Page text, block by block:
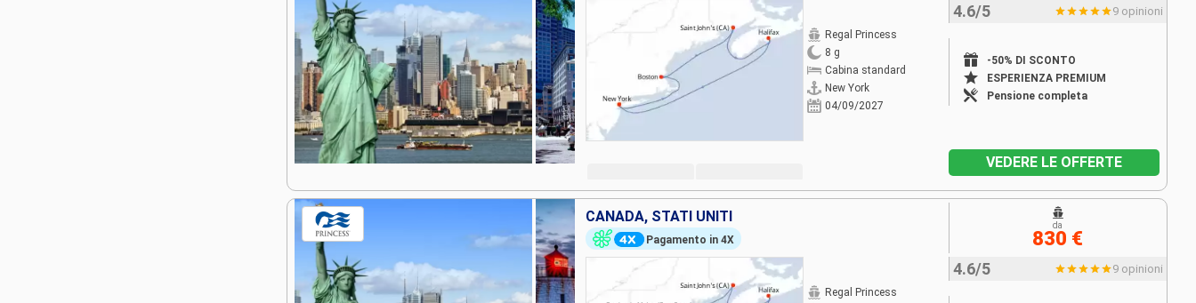
Regal Princess
8 g
Cabina standard
New York
04/09/2027
4.6/5 9 opinioni
-50% DI SCONTO
ESPERIENZA PREMIUM
Pensione completa
VEDERE LE OFFERTE
CANADA, STATI UNITI
Pagamento in 4X
Regal Princess
4.6/5 9 opinioni
da
830 €